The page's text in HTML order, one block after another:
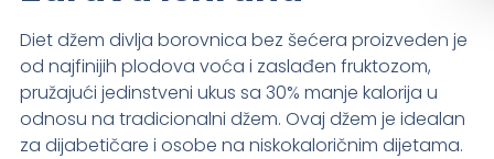
Diet džem divlja borovnica bez šećera proizveden je
od najfinijih plodova voća i zaslađen fruktozom,
pružajući jedinstveni ukus sa 30% manje kalorija u
odnosu na tradicionalni džem. Ovaj džem je idealan
za dijabetičare i osobe na niskokaloričnim dijetama.